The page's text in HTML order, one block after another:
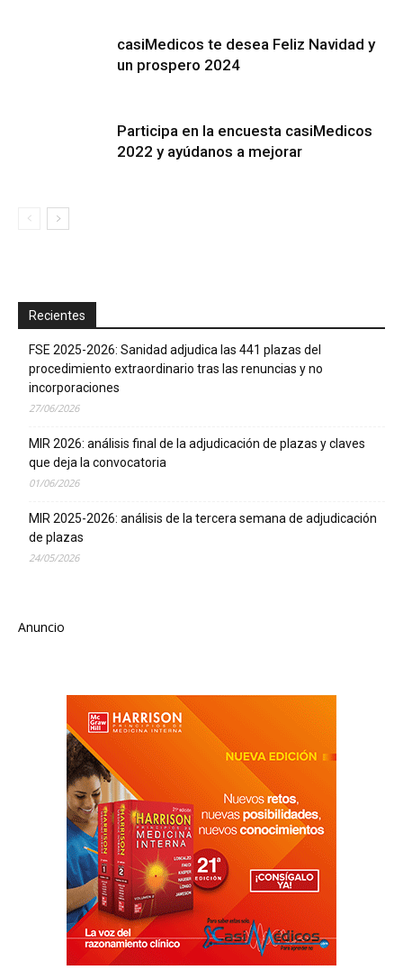
casiMedicos te desea Feliz Navidad y
un prospero 2024
Participa en la encuesta casiMedicos
2022 y ayúdanos a mejorar
Recientes
FSE 2025-2026: Sanidad adjudica las 441 plazas del
procedimiento extraordinario tras las renuncias y no
incorporaciones
27/06/2026
MIR 2026: análisis final de la adjudicación de plazas y claves
que deja la convocatoria
01/06/2026
MIR 2025-2026: análisis de la tercera semana de adjudicación
de plazas
24/05/2026
Anuncio